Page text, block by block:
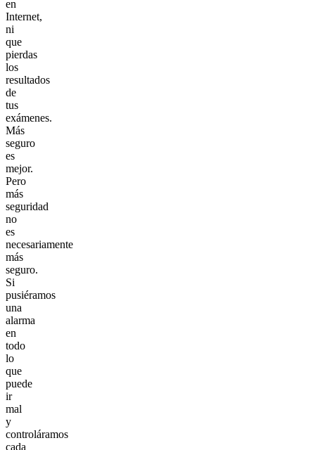
en
Internet,
ni
que
pierdas
los
resultados
de
tus
exámenes.
Más
seguro
es
mejor.
Pero
más
seguridad
no
es
necesariamente
más
seguro.
Si
pusiéramos
una
alarma
en
todo
lo
que
puede
ir
mal
y
controláramos
cada